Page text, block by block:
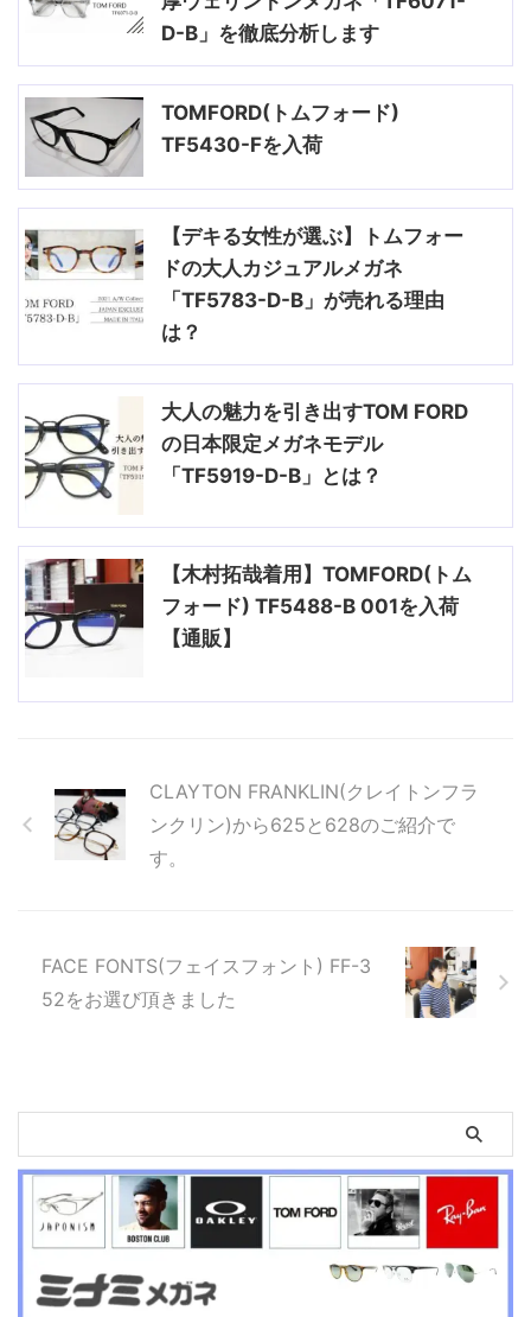
D-B」を徹底分析します
TOMFORD(トムフォード)
TF5430-Fを入荷
【デキる女性が選ぶ】トムフォー
ドの大人カジュアルメガネ
「TF5783-D-B」が売れる理由
は？
大人の魅力を引き出すTOM FORD
の日本限定メガネモデル
「TF5919-D-B」とは？
【木村拓哉着用】TOMFORD(トム
フォード) TF5488-B 001を入荷
【通販】
CLAYTON FRANKLIN(クレイトンフラ
ンクリン)から625と628のご紹介で
す。
FACE FONTS(フェイスフォント) FF-3
52をお選び頂きました